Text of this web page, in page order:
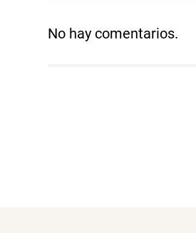
No hay comentarios.